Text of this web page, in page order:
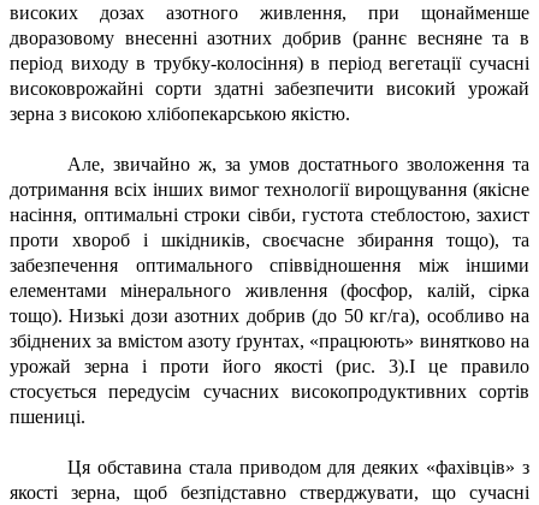
високих дозах азотного живлення, при щонайменше
дворазовому внесенні азотних добрив (раннє весняне та в
період виходу в трубку-колосіння) в період вегетації сучасні
високоврожайні сорти здатні забезпечити високий урожай
зерна з високою хлібопекарською якістю.
Але, звичайно ж, за умов достатнього зволоження та
дотримання всіх інших вимог технології вирощування (якісне
насіння, оптимальні строки сівби, густота стеблостою, захист
проти хвороб і шкідників, своєчасне збирання тощо), та
забезпечення оптимального співвідношення між іншими
елементами мінерального живлення (фосфор, калій, сірка
тощо). Низькі дози азотних добрив (до 50 кг/га), особливо на
збіднених за вмістом азоту ґрунтах, «працюють» винятково на
урожай зерна і проти його якості (рис. 3).І це правило
стосується передусім сучасних високопродуктивних сортів
пшениці.
Ця обставина стала приводом для деяких «фахівців» з
якості зерна, щоб безпідставно стверджувати, що сучасні